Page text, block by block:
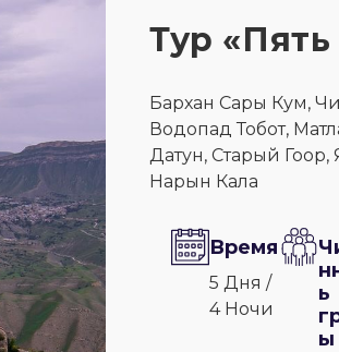
Тур
Бархан Сары Кум,
Водопад Тобот,
Датун, Старый
Нарын Кала
Время
5 Дня /
4 Ночи
ь
ы